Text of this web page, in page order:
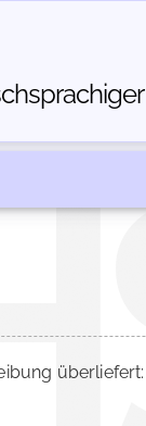
überliefert: